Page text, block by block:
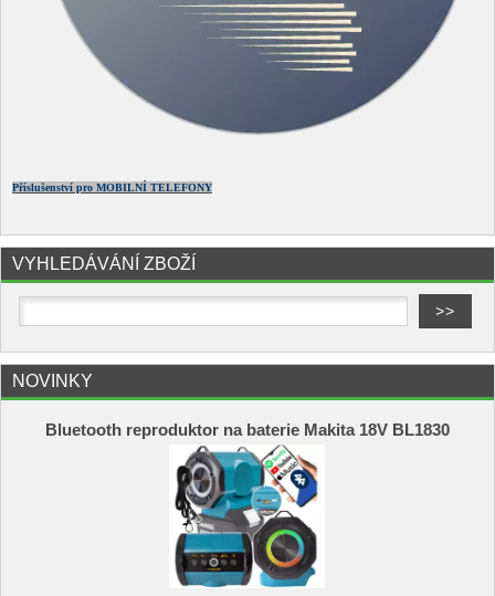
Příslušenství pro MOBILNÍ TELEFONY
VYHLEDÁVÁNÍ ZBOŽÍ
NOVINKY
Bluetooth reproduktor na baterie Makita 18V BL1830